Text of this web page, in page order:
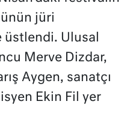
jüri
üstlendi. Ulusal
Merve Dizdar,
Aygen, sanatçı
Ekin Fil yer